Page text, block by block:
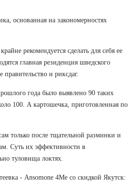
основанная на закономерностях
рекомендуется сделать для себя ее
главная резиденция шведского
правительство и риксдаг.
года было выявлено 90 таких
100. А картошечка, приготовленная по
только после тщательной разминки и
Суть их эффективности в
туловища локтях.
- Ansomone 4Me со скидкой Якутск: